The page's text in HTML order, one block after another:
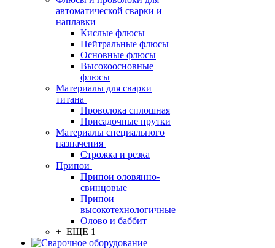
автоматической сварки и
наплавки
Кислые флюсы
Нейтральные флюсы
Основные флюсы
Высокоосновные
флюсы
Материалы для сварки
титана
Проволока сплошная
Присадочные прутки
Материалы специального
назначения
Строжка и резка
Припои
Припои оловянно-
свинцовые
Припои
высокотехнологичные
Олово и баббит
+ ЕЩЕ 1